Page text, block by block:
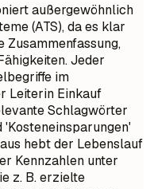
außergewöhnlich
(ATS), da es klar
Jeder
im
Leiterin Einkauf
Schlagwörter
hebt der Lebenslauf
Kennzahlen unter
z. B. erzielte